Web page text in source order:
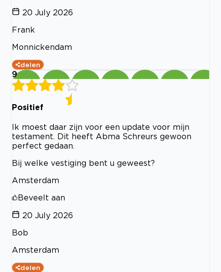
20 July 2026
Frank
Monnickendam
delen
9
Positief
Ik moest daar zijn voor een update voor mijn
testament. Dit heeft Abma Schreurs gewoon
perfect gedaan.
Bij welke vestiging bent u geweest?
Amsterdam
Beveelt aan
20 July 2026
Bob
Amsterdam
delen